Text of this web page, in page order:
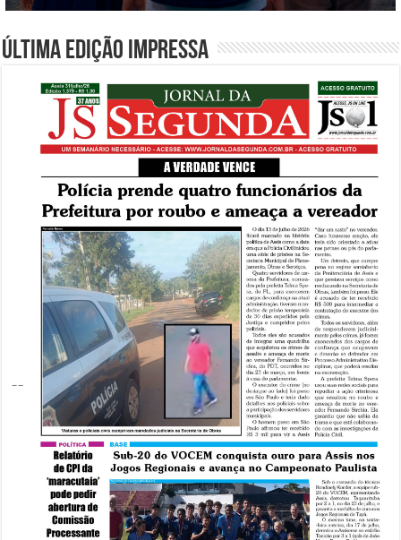
Última edição impressa